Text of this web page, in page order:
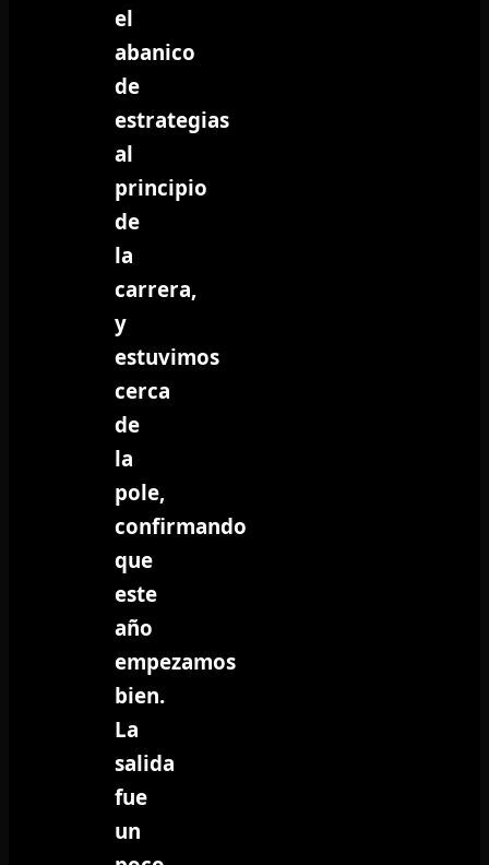
el
abanico
de
estrategias
al
principio
de
la
carrera,
y
estuvimos
cerca
de
la
pole,
confirmando
que
este
año
empezamos
bien.
La
salida
fue
un